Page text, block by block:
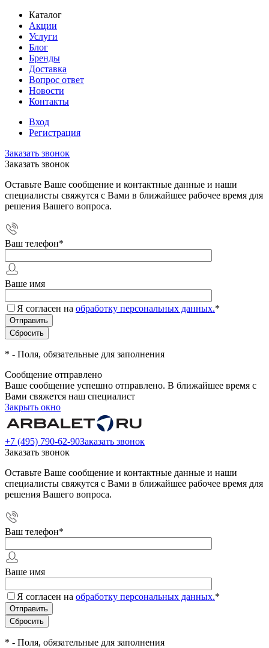
Каталог
Акции
Услуги
Блог
Бренды
Доставка
Вопрос ответ
Новости
Контакты
Вход
Регистрация
Заказать звонок
Заказать звонок
Оставьте Ваше сообщение и контактные данные и наши
специалисты свяжутся с Вами в ближайшее рабочее время для
решения Вашего вопроса.
Ваш телефон*
Ваше имя
Я согласен на обработку персональных данных.*
* - Поля, обязательные для заполнения
Сообщение отправлено
Ваше сообщение успешно отправлено. В ближайшее время с
Вами свяжется наш специалист
Закрыть окно
+7 (495) 790-62-90Заказать звонок
Заказать звонок
Оставьте Ваше сообщение и контактные данные и наши
специалисты свяжутся с Вами в ближайшее рабочее время для
решения Вашего вопроса.
Ваш телефон*
Ваше имя
Я согласен на обработку персональных данных.*
* - Поля, обязательные для заполнения